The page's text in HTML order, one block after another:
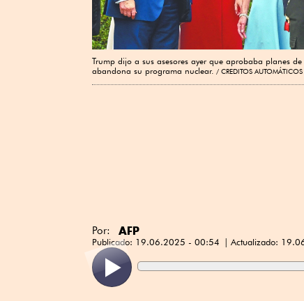
Trump dijo a sus asesores ayer que aprobaba planes
abandona su programa nuclear.
CREDITOS AUTOMÁTICOS
Por: AFP
Publicado: 19.06.2025 - 00:54 Actualizado: